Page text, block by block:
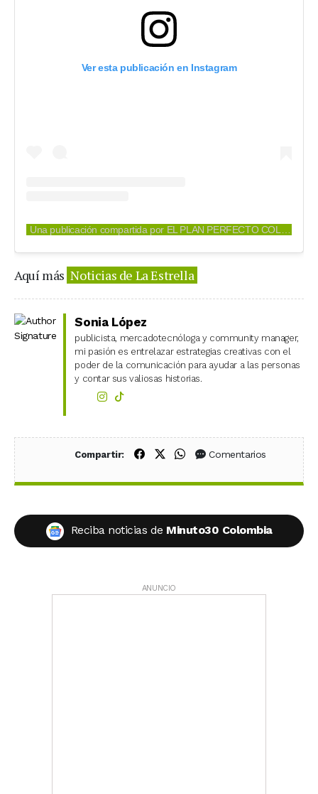
Ver esta publicación en Instagram
Aquí más Noticias de La Estrella
Sonia López
publicista, mercadotecnóloga y community manager,
mi pasión es entrelazar estrategias creativas con el
poder de la comunicación para ayudar a las personas
y contar sus valiosas historias.
Compartir: Compartir en Facebook
Compartir en X (Twitter)
Compartir en WhatsApp
Comentarios
Reciba noticias de Minuto30 Colombia
ANUNCIO